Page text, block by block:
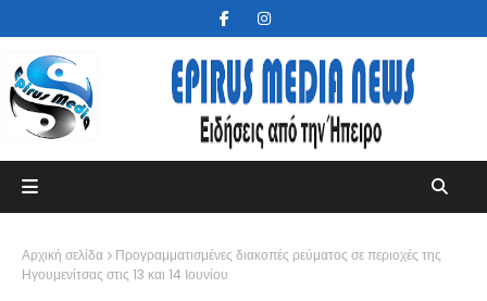
Αρχική σελίδα
Προγραμματισμένες διακοπές ρεύματος σε περιοχές της
Ηγουμενίτσας στις 13 και 14 Ιουνίου